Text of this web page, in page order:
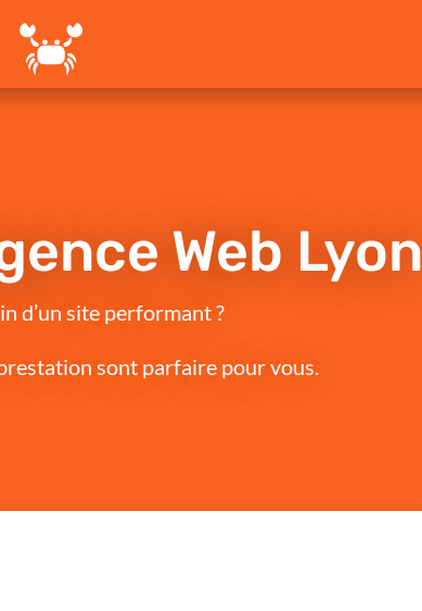
Web Lyon
d’un site performant ?
sont parfaire pour vous.